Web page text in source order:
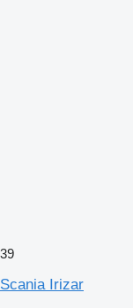
39
Scania Irizar